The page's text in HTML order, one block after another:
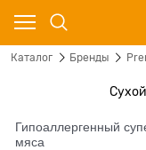
Каталог Бренды
Гипоаллергенный
мяса